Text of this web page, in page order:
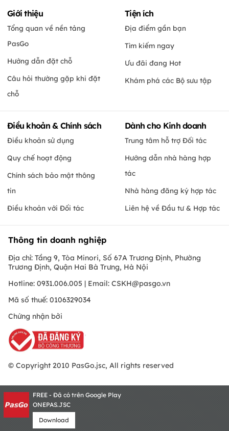
Giới thiệu
Tổng quan về nền tảng
PasGo
Hướng dẫn đặt chỗ
Câu hỏi thường gặp khi đặt
chỗ
Tiện ích
Địa điểm gần bạn
Tìm kiếm ngay
Ưu đãi đang Hot
Khám phá các Bộ sưu tập
Điều khoản & Chính sách
Điều khoản sử dụng
Quy chế hoạt động
Chính sách bảo mật thông
tin
Điều khoản với Đối tác
Dành cho Kinh doanh
Trung tâm hỗ trợ Đối tác
Hướng dẫn nhà hàng hợp
tác
Nhà hàng đăng ký hợp tác
Liên hệ về Đầu tư & Hợp tác
Thông tin doanh nghiệp
Địa chỉ: Tầng 9, Tòa Minori, Số 67A Trương Định, Phường
Trương Định, Quận Hai Bà Trưng, Hà Nội
Hotline: 0931.006.005 | Email: CSKH@pasgo.vn
Mã số thuế: 0106329034
Chứng nhận bởi
© Copyright 2010 PasGo.jsc, All rights reserved
FREE - Đã có trên Google Play
ONEPAS.JSC
Download